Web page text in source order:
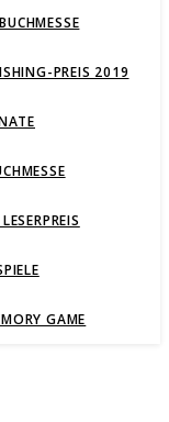
PREIS 2019
GAME